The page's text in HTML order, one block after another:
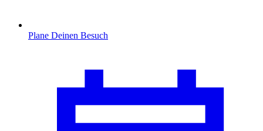
Plane Deinen Besuch